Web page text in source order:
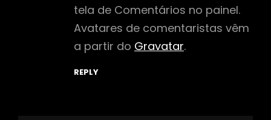
tela de Comentários no painel.
Avatares de comentaristas vêm
a partir do Gravatar.
REPLY